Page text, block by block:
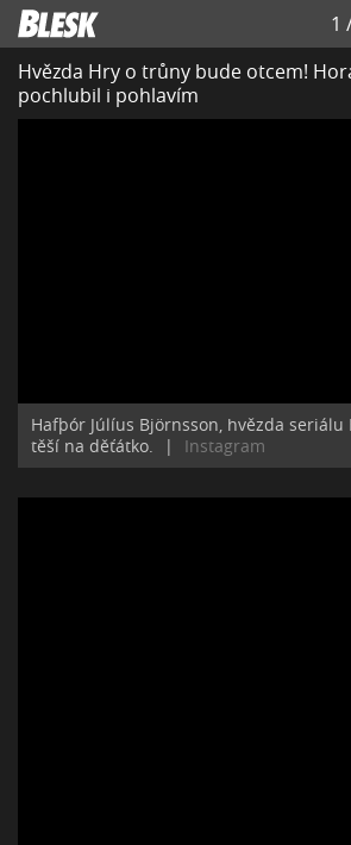
1
Hvězda Hry o trůny bude otcem!
pochlubil i pohlavím
Hafþór Júlíus Björnsson, hvězda seriálu
těší na děťátko.
| Instagram